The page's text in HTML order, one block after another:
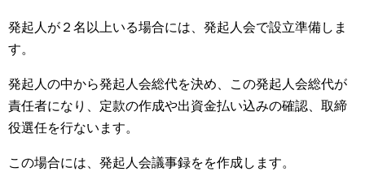
発起人が２名以上いる場合には、発起人会で設立準備しま
す。
発起人の中から発起人会総代を決め、この発起人会総代が
責任者になり、定款の作成や出資金払い込みの確認、取締
役選任を行ないます。
この場合には、発起人会議事録をを作成します。